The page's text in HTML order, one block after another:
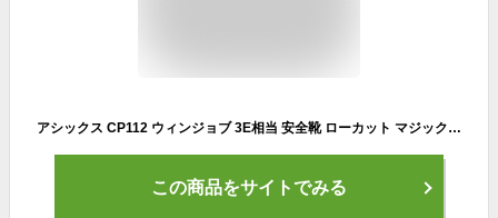
アシックス CP112 ウィンジョブ 3E相当 安全靴 ローカット マジックテープ バンド ベルト 1273A056 JSAA規格 A種 樹脂先芯 通気性 メッシュ 耐久性 耐油性ラバー 作業用 スニーカー ワークシューズ ワーキングシューズ CP102後継 現場 メンズ レディース asics WINJOB
この商品をサイトでみる